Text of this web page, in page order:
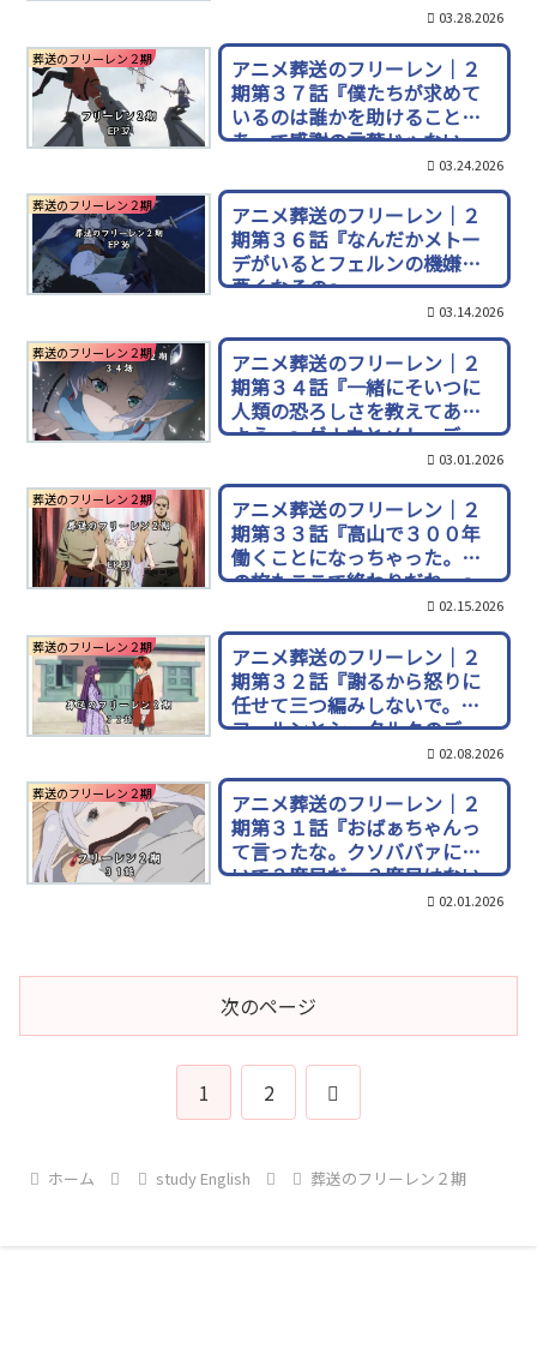
03.28.2026
葬送のフリーレン２期
アニメ葬送のフリーレン｜２
期第３７話『僕たちが求めて
いるのは誰かを助けることで
あって感謝の言葉じゃない。
相手に貸を作ってしまった
ら、本当の意味で助けたこと
にならないだろう。』ヒンメ
ル名言
03.24.2026
葬送のフリーレン２期
アニメ葬送のフリーレン｜２
期第３６話『なんだかメトー
デがいるとフェルンの機嫌が
悪くなるの』
03.14.2026
葬送のフリーレン２期
アニメ葬送のフリーレン｜２
期第３４話『一緒にそいつに
人類の恐ろしさを教えてあげ
よう。』ゲナウとメトーデ
03.01.2026
葬送のフリーレン２期
アニメ葬送のフリーレン｜２
期第３３話『高山で３００年
働くことになっちゃった。私
の旅もここで終わりだね。』
02.15.2026
葬送のフリーレン２期
アニメ葬送のフリーレン｜２
期第３２話『謝るから怒りに
任せて三つ編みしないで。』
フェルンとシュタルクのデー
02.08.2026
葬送のフリーレン２期
アニメ葬送のフリーレン｜２
期第３１話『おばぁちゃんっ
て言ったな。クソババァに続
いて２度目だ。３度目はない
からね。』フリーレン名言02.01.2026
次のページ
1 2
次
ホーム study English 葬送のフリーレン２期